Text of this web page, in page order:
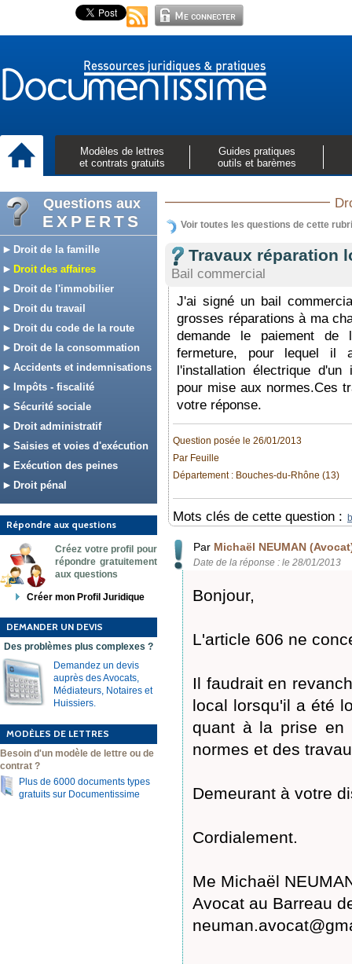
Modèles de lettres
et contrats gratuits
Guides pratiques
outils et barèmes
Questions aux
EXPERTS
Droit de la famille
Droit des affaires
Droit de l'immobilier
Droit du travail
Droit du code de la route
Droit de la consommation
Accidents et indemnisations
Impôts - fiscalité
Sécurité sociale
Droit administratif
Saisies et voies d'exécution
Exécution des peines
Droit pénal
Répondre aux questions
Créez votre profil pour
répondre gratuitement
aux questions
Créer mon Profil Juridique
DEMANDER UN DEVIS
Des problèmes plus complexes ?
Demandez un devis
auprès des Avocats,
Médiateurs, Notaires et
Huissiers.
MODÈLES DE LETTRES
Besoin d'un modèle de lettre ou de
contrat ?
Plus de 6000 documents types
gratuits sur Documentissime
Voir toutes les questions de cette
Travaux réparation
Bail commercial
J'ai signé un bail
grosses réparations à ma
demande le paiement de
fermeture, pour lequel il
l'installation électrique
pour mise aux normes.Ces
votre réponse.
Question posée le 26/01/2013
Par Feuille
Département : Bouches-du-Rhône (13)
Mots clés de cette question :
Par Michaël NEUMAN
Date de la réponse : le 28/01/2013
Bonjour,
L'article 606 ne
Il faudrait en
local lorsqu'il a été
quant à la prise en
normes et des
Demeurant à votre
Cordialement.
Me Michaël
Avocat au Barreau